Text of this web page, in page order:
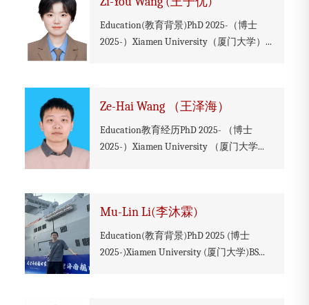
Education(教育背景)PhD 2025-（博士
2025-）Xiamen University（厦门大学）...
Ze-Hai Wang （王泽海）
Education教育经历PhD 2025- （博士
2025-）Xiamen University （厦门大学...
Mu-Lin Li(李沐霖)
Education(教育背景)PhD 2025 (博士
2025-)Xiamen University (厦门大学)BS...